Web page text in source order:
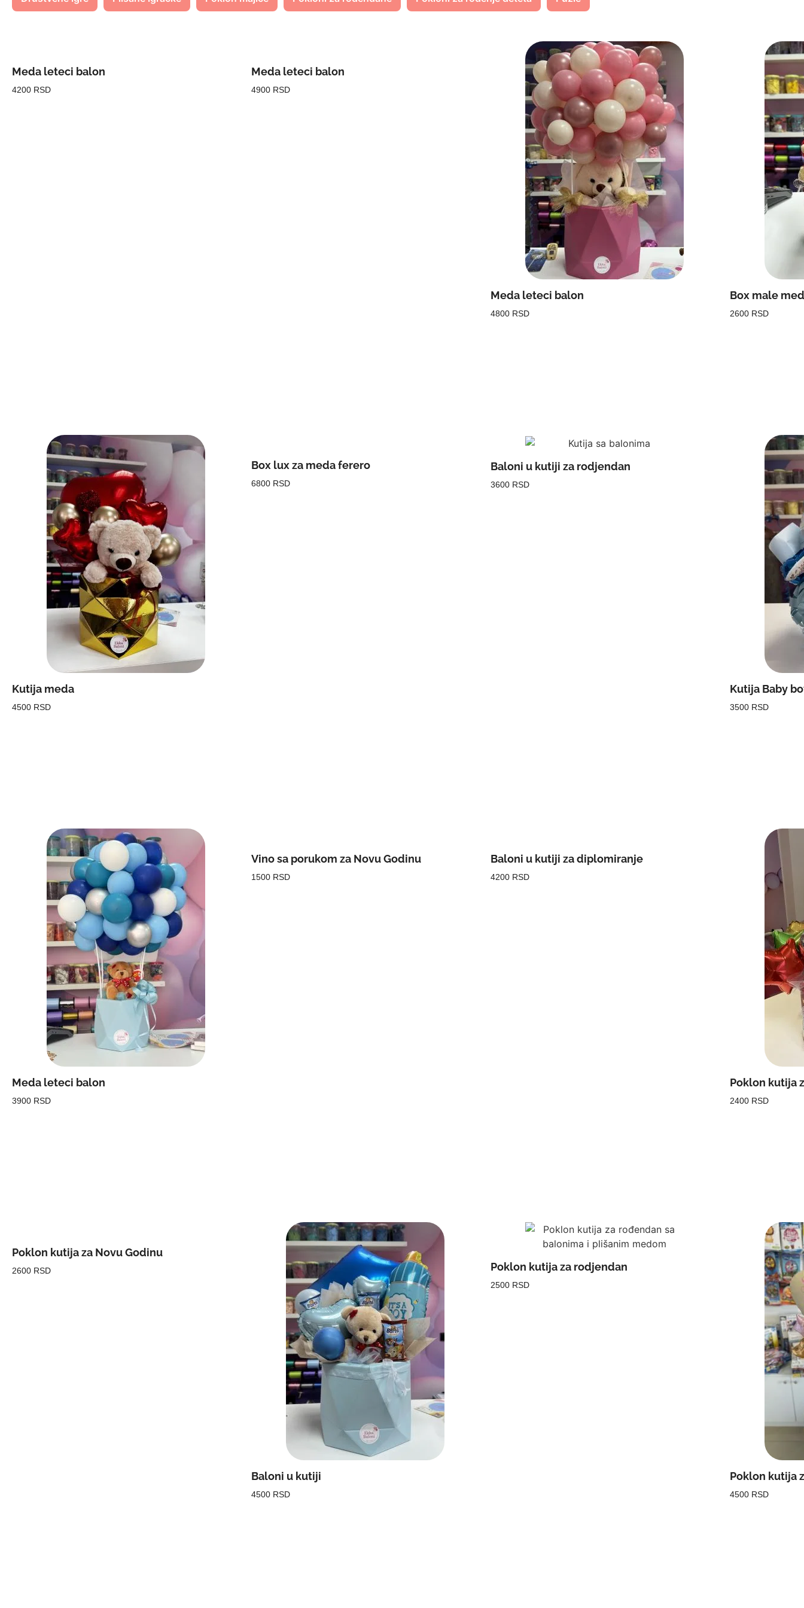
Meda leteci balon
4200 RSD
Meda leteci balon
4900 RSD
Meda leteci balon
4800 RSD
Box male
2600 RSD
Kutija meda
4500 RSD
Box lux za meda ferero
6800 RSD
Baloni u kutiji za rodjendan
3600 RSD
Kutija Baby
3500 RSD
Meda leteci balon
3900 RSD
Vino sa porukom za Novu Godinu
1500 RSD
Baloni u kutiji za diplomiranje
4200 RSD
Poklon kutija
2400 RSD
Poklon kutija za Novu Godinu
2600 RSD
Baloni u kutiji
4500 RSD
Poklon kutija za rodjendan
2500 RSD
Poklon kutija
4500 RSD